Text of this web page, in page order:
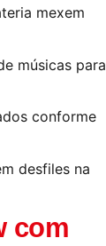
mexem
músicas para
conforme
desfiles na
com